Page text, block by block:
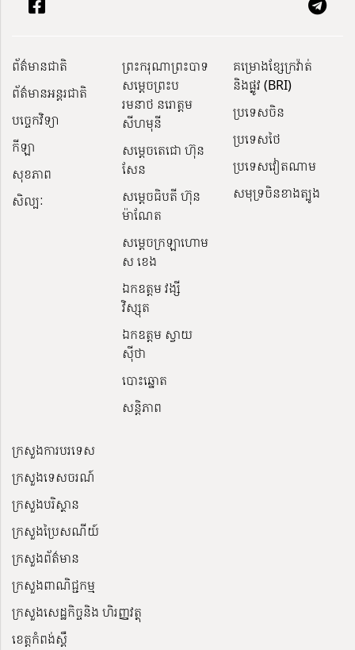
ព័ត៌មានជាតិ
ព័ត៌មានអន្តរជាតិ
បច្ចេកវិទ្យា
កីឡា
សុខភាព
សិល្បៈ
ព្រះករុណាព្រះបាទ
សម្តេចព្រះប
រមនាថ នរោត្តម
សីហមុនី
សម្តេចតេជោ ហ៊ុន
សែន
សម្ដេចធិបតី ហ៊ុន
ម៉ាណែត
សម្ដេចក្រឡាហោម
ស ខេង
ឯកឧត្តម វង្សី
វិស្សុត
ឯកឧត្តម ស្វាយ
ស៊ីថា
បោះឆ្នោត
សន្តិភាព
គម្រោងខ្សែក្រវ៉ាត់
និងផ្លូវ (BRI)
ប្រទេសចិន
ប្រទេសថៃ
ប្រទេសវៀតណាម
សមុទ្រចិនខាងត្បូង
ក្រសួងការបរទេស
ក្រសួងទេសចរណ៍
ក្រសួងបរិស្ថាន
ក្រសួងប្រៃសណីយ៍
ក្រសួងព័ត៌មាន
ក្រសួងពាណិជ្ជកម្ម
ក្រសួងសេដ្ឋកិច្ចនិង ហិរញ្ញវត្ថុ
ខេត្តកំពង់ស្ពឺ